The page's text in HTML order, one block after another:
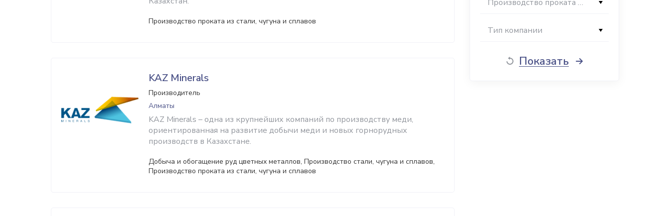
Производство проката из стали, чугуна и сплавов
KAZ Minerals
Производитель
Алматы
KAZ Minerals – одна из крупнейших компаний по производству меди,
ориентированная на развитие добычи меди и новых горнорудных
производств в Казахстане.
Добыча и обогащение руд цветных металлов, Производство стали, чугуна и сплавов,
Производство проката из стали, чугуна и сплавов
Производство проката из стали, чугуна и сплавов
Тип компании
Показать